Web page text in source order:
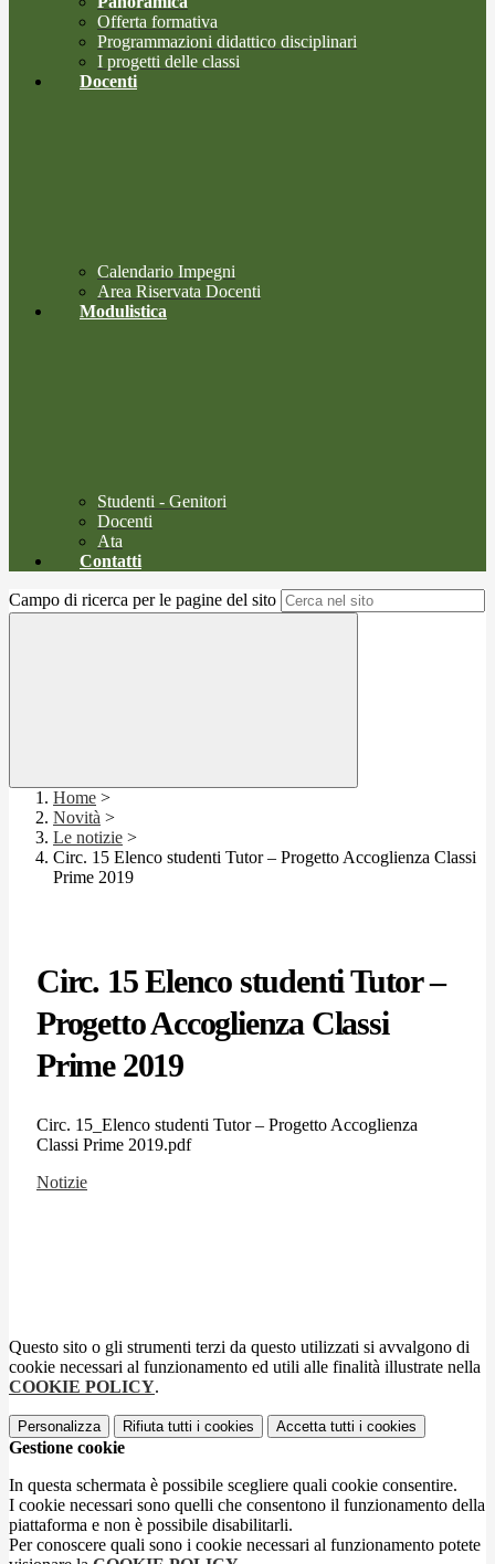
Offerta formativa
Programmazioni didattico disciplinari
I progetti delle classi
Docenti
Calendario Impegni
Area Riservata Docenti
Modulistica
Studenti - Genitori
Docenti
Ata
Contatti
Campo di ricerca per le pagine del sito
Home >
Novità >
Le notizie >
Circ. 15 Elenco studenti Tutor – Progetto Accoglienza Classi
Prime 2019
Circ. 15 Elenco studenti Tutor –
Progetto Accoglienza Classi
Prime 2019
Circ. 15_Elenco studenti Tutor – Progetto Accoglienza
Classi Prime 2019.pdf
Notizie
Questo sito o gli strumenti terzi da questo utilizzati si avvalgono di
cookie necessari al funzionamento ed utili alle finalità illustrate nella
COOKIE POLICY.
Personalizza Rifiuta tutti i cookies Accetta tutti i cookies
Gestione cookie
In questa schermata è possibile scegliere quali cookie consentire.
I cookie necessari sono quelli che consentono il funzionamento della
piattaforma e non è possibile disabilitarli.
Per conoscere quali sono i cookie necessari al funzionamento potete